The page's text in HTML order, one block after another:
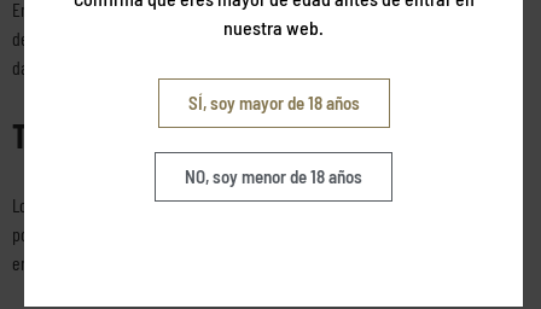
En cualquier caso, el promotor no será responsable en caso de que alguno
de los datos personales facilitados por un ganador resulte falso siendo un
dato necesario para su identificación.
Tratamiento de datos personales
Los datos personales proporcionados por los participantes serán tratados
por el organizador de acuerdo con lo establecido en la normativa aplicable
en materia de protección de datos personales.
nuestra web.
SÍ, soy mayor de 18 años
NO, soy menor de 18 años